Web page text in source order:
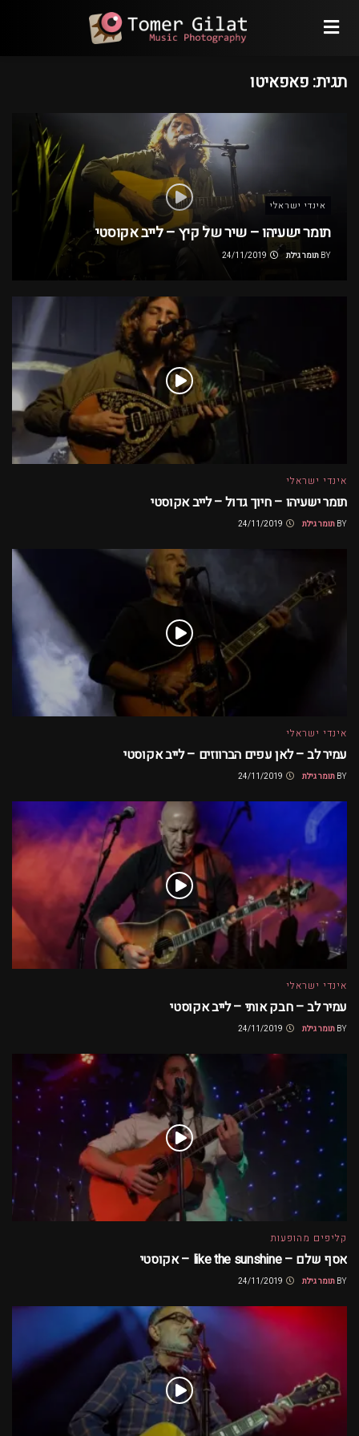
תגית: פאפאיטו
אינדי ישראלי
תומר ישעיהו – שיר של קיץ – לייב אקוסטי
BY תומר גילת
אינדי ישראלי
תומר ישעיהו – חיוך גדול – לייב אקוסטי
BY תומר גילת
אינדי ישראלי
עמיר לב – לאן עפים הברווזים – לייב אקוסטי
BY תומר גילת
אינדי ישראלי
עמיר לב – חבק אותי – לייב אקוסטי
BY תומר גילת
קליפים מהופעות
אסף שלם – like the sunshine – אקוסטי
BY תומר גילת